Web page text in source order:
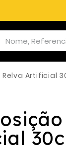
Artificial